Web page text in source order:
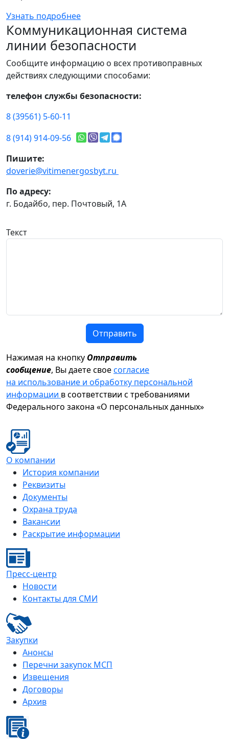
Узнать подробнее
Коммуникационная система
линии безопасности
Сообщите информацию о всех противоправных
действиях следующими способами:
телефон службы безопасности:
8 (39561) 5-60-11
8 (914) 914-09-56
Пишите:
doverie@vitimenergosbyt.ru
По адресу:
г. Бодайбо, пер. Почтовый, 1А
Текст
Отправить
Нажимая на кнопку Отправить
сообщение, Вы даете своесогласие
на использование и обработку персональной
информации в соответствии с требованиями
Федерального закона «О персональных данных»
О компании
История компании
Реквизиты
Документы
Охрана труда
Вакансии
Раскрытие информации
Пресс-центр
Новости
Контакты для СМИ
Закупки
Анонсы
Перечни закупок МСП
Извещения
Договоры
Архив